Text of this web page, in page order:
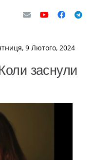
9 Лютого, 2024
заснули